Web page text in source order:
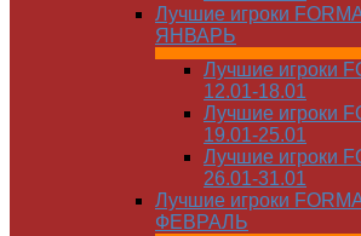
Лучшие игроки
ЯНВАРЬ
Лучшие игроки
12.01-18.01
Лучшие игроки
19.01-25.01
Лучшие игроки
26.01-31.01
Лучшие игроки
ФЕВРАЛЬ